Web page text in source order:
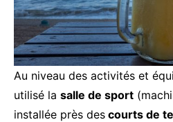
Au niveau des activités et
utilisé la salle de sport
installée près des courts de